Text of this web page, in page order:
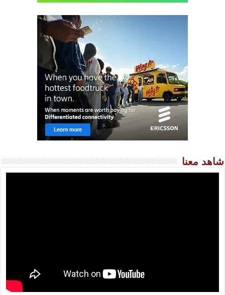
شاهد معنا